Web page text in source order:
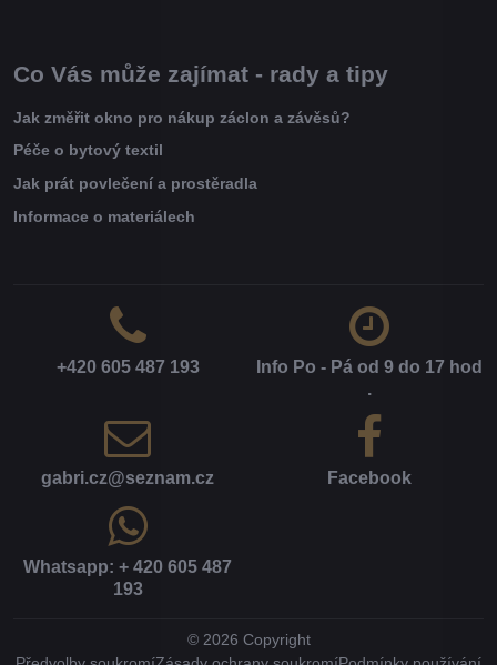
Co Vás může zajímat - rady a tipy
Jak změřit okno pro nákup záclon a závěsů?
Péče o bytový textil
Jak prát povlečení a prostěradla
Informace o materiálech
+420 605 487 193
Info Po - Pá od 9 do 17 hod​
.
gabri​.cz​@seznam​.cz Facebook
Whatsapp: + 420 605 487
193
© 2026 Copyright